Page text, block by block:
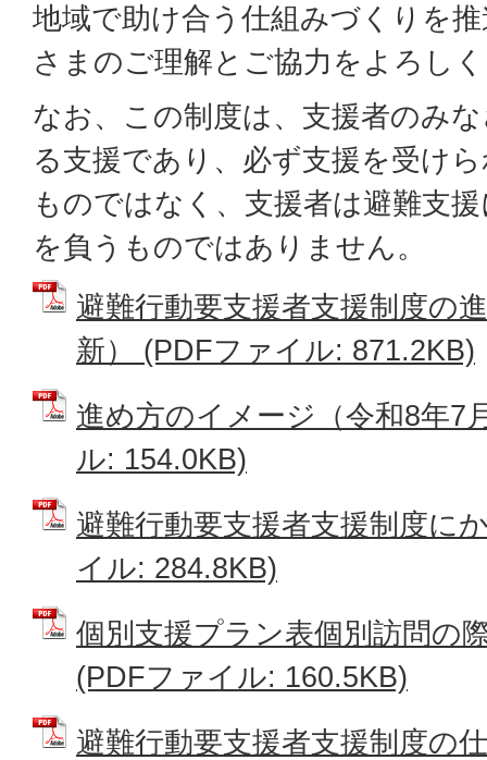
地域で助け合う仕組みづくりを
さまのご理解とご協力をよろし
なお、この制度は、支援者のみ
る支援であり、必ず支援を受け
ものではなく、支援者は避難支
を負うものではありません。
避難行動要支援者支援制度の
新） (PDFファイル: 871.2KB)
進め方のイメージ（令和8年7
ル: 154.0KB)
避難行動要支援者支援制度に
イル: 284.8KB)
個別支援プラン表個別訪問の
(PDFファイル: 160.5KB)
避難行動要支援者支援制度の